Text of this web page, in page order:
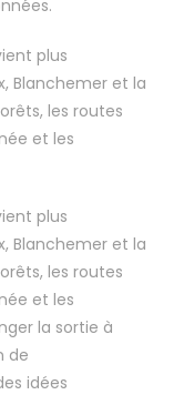
plus
Blanchemer et la
les routes
et les
plus
Blanchemer et la
les routes
et les
la sortie à
de
idées